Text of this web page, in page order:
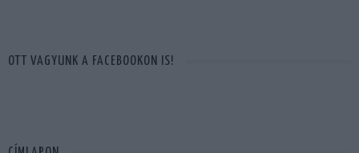
OTT VAGYUNK A FACEBOOKON IS!